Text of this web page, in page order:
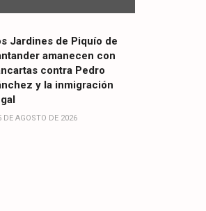
Jardines de Piquío de
amanecen con
contra Pedro
y la inmigración
DE AGOSTO DE 2026